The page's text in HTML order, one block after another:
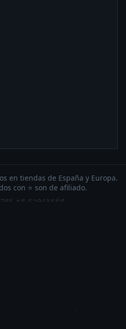
en tiendas de España y Europa.
con ⭐ son de afiliado.
TE ACOMPAÑE